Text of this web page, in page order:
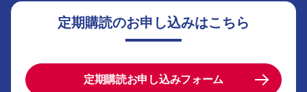
定期購読のお申し込みはこちら
定期購読お申し込みフォーム